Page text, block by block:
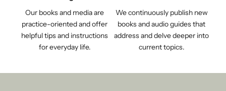
Our books and media are
practice-oriented and offer
helpful tips and instructions
for everyday life.
We continuously publish new
books and audio guides that
address and delve deeper into
current topics.